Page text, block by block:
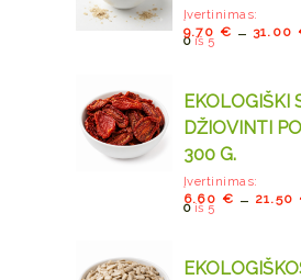
Įvertinimas:
0iš 5
9.70 € – 31.00
EKOLOGIŠKI
DŽIOVINTI
300 G.
Įvertinimas:
0iš 5
6.60 € – 21.50